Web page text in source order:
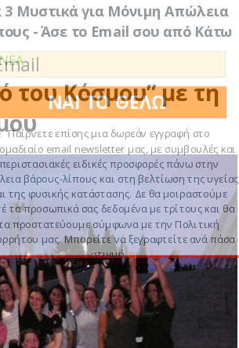
του Κόσμου” με τη
3 Μυστικά για Μόνιμη Απώλεια
- Άσε το Email σου από Κάτω
ΝΑΙ ΤΟ ΘΕΛΩ
Παίρνετε επίσης μια δωρεάν εγγραφή στο
email newsletter μας, με συμβουλές και
περιστασιακές ειδικές προσφορές πάνω στην
βάρους-λίπους και στη βελτίωση της υγείας
της φυσικής κατάστασης. Δε θα μοιραστούμε
τα προσωπικά σας δεδομένα με τρίτους και θα
προστατεύουμε σύμφωνα με την Πολιτική
μας. Μπορείτε να ξεγραφτείτε ανά πάσα
στιγμή.